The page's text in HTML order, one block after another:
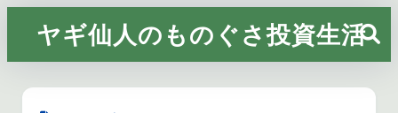
ヤギ仙人のものぐさ投資生活